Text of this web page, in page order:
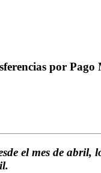
por
el mes de abril,